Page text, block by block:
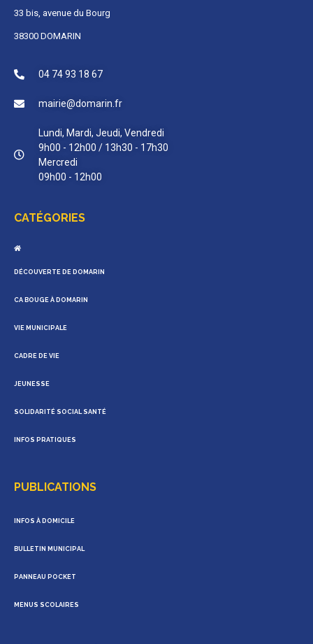
33 bis, avenue du Bourg
38300 DOMARIN
04 74 93 18 67
mairie@domarin.fr
Lundi, Mardi, Jeudi, Vendredi
9h00 - 12h00 / 13h30 - 17h30
Mercredi
09h00 - 12h00
CATÉGORIES
DÉCOUVERTE DE DOMARIN
CA BOUGE À DOMARIN
VIE MUNICIPALE
CADRE DE VIE
JEUNESSE
SOLIDARITÉ SOCIAL SANTÉ
INFOS PRATIQUES
PUBLICATIONS
INFOS À DOMICILE
BULLETIN MUNICIPAL
PANNEAU POCKET
MENUS SCOLAIRES